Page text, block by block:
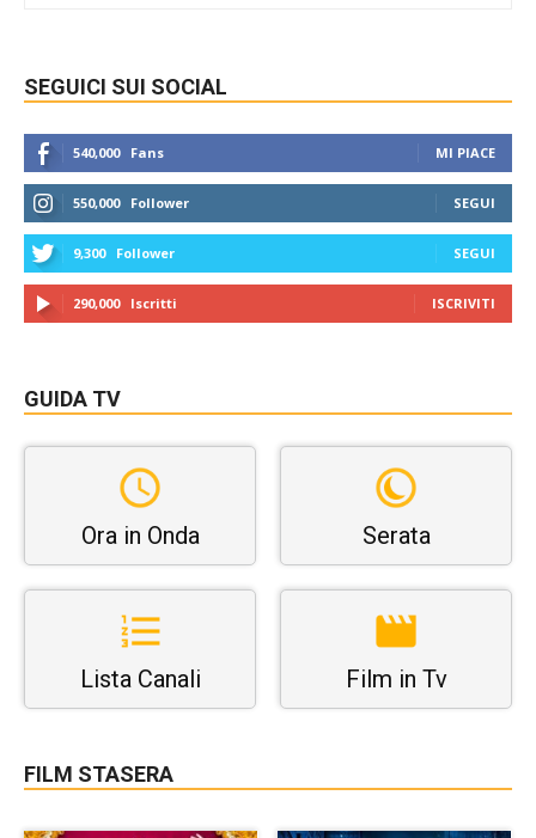
SEGUICI SUI SOCIAL
540,000 Fans MI PIACE
550,000 Follower SEGUI
9,300 Follower SEGUI
290,000 Iscritti ISCRIVITI
GUIDA TV
Ora in Onda Serata
Lista Canali Film in Tv
FILM STASERA